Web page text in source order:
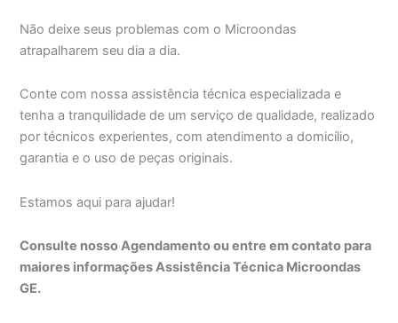
Não deixe seus problemas com o Microondas
atrapalharem seu dia a dia.
Conte com nossa assistência técnica especializada e
tenha a tranquilidade de um serviço de qualidade, realizado
por técnicos experientes, com atendimento a domicílio,
garantia e o uso de peças originais.
Estamos aqui para ajudar!
Consulte nosso Agendamento ou entre em contato para
maiores informações Assistência Técnica Microondas
GE.